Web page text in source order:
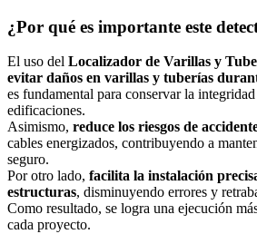
¿Por qué es importante este
El uso del Localizador de Varillas y
evitar daños en varillas y tuberías
es fundamental para conservar la
edificaciones.
Asimismo, reduce los riesgos de
cables energizados, contribuyendo a
seguro.
Por otro lado, facilita la instalación
estructuras, disminuyendo errores y
Como resultado, se logra una ejecución
cada proyecto.